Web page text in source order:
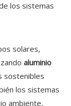
los sistemas
solares,
aluminio
sostenibles
los sistemas
ambiente,